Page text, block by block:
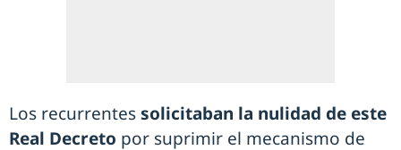
Los recurrentessolicitaban la nulidad de este
Real Decreto por suprimir el mecanismo de